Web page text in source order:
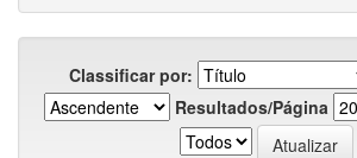
Classificar por:
Resultados/Página